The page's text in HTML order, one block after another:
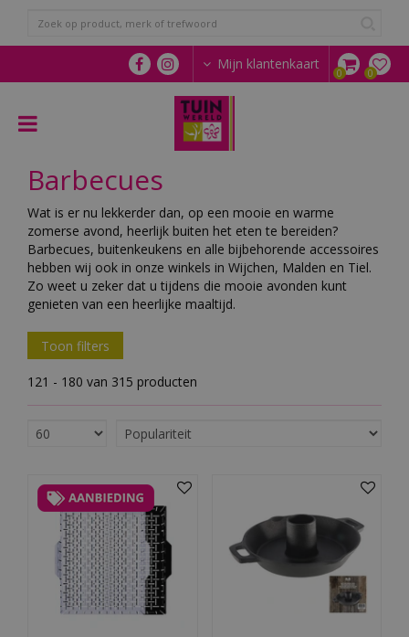
n
a
Mijn klantenkaart
Barbecues
Wat is er nu lekkerder dan, op een mooie en warme
zomerse avond, heerlijk buiten het eten te bereiden?
Barbecues, buitenkeukens en alle bijbehorende accessoires
hebben wij ook in onze winkels in Wijchen, Malden en Tiel.
Zo weet u zeker dat u tijdens die mooie avonden kunt
genieten van een heerlijke maaltijd.
Toon filters
121 - 180 van 315 producten